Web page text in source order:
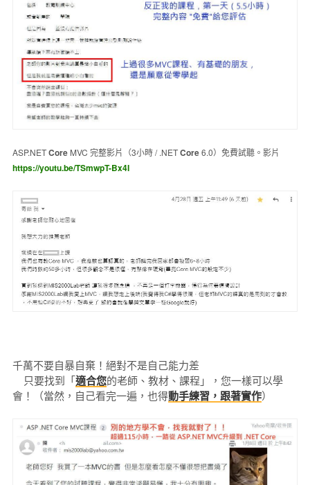
ASP.NETCoreMVC 完整影片（3小時 / .NETCore6.0）免費試聽。影片
https://youtu.be/TSmwpT-Bx4I
千萬不要自暴自棄！絕對不是自己能力差
只要找到「適合您的老師、教材、課程」，您一樣可以學
會！（當然，自己看完一遍，也得動手練習，跟著實作）